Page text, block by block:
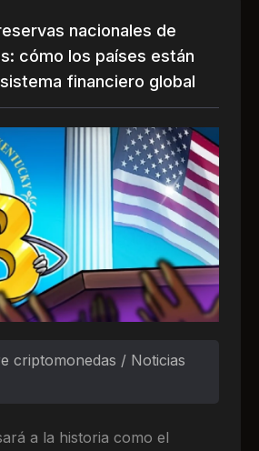
nacionales de
cómo los países están
financiero global
criptomonedas / Noticias
a la historia como el